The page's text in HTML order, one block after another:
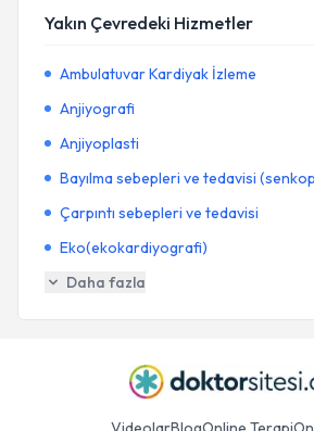
Yakın Çevredeki Hizmetler
Ambulatuvar Kardiyak İzleme
Anjiyografi
Anjiyoplasti
Bayılma sebepleri ve tedavisi
Çarpıntı sebepleri ve tedavisi
Eko(ekokardiyografi)
Daha fazla